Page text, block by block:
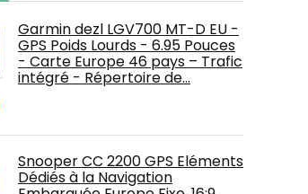
Garmin dezl LGV700 MT-D EU -
GPS Poids Lourds - 6.95 Pouces
- Carte Europe 46 pays – Trafic
intégré - Répertoire de…
Snooper CC 2200 GPS Eléments
Dédiés à la Navigation